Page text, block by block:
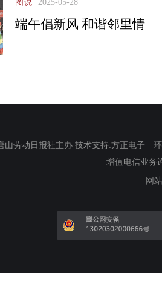
图说 2025-05-28
端午倡新风 和谐邻里情
劳动日报社主办 技术支持:方正电子
增值电信业务
网